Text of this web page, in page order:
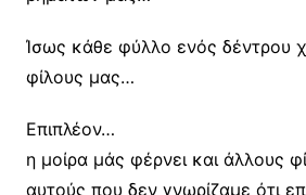
Ίσως κάθε φύλλο ενός δέντρου
φίλους μας…
Επιπλέον…
η μοίρα μάς φέρνει και άλλους
αυτούς που δεν γνωρίζαμε ότι